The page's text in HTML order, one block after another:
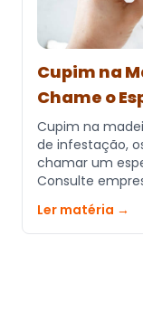
Cupim na
Chame o
Cupim na
de infestação,
chamar um
Consulte
Ler matéria →